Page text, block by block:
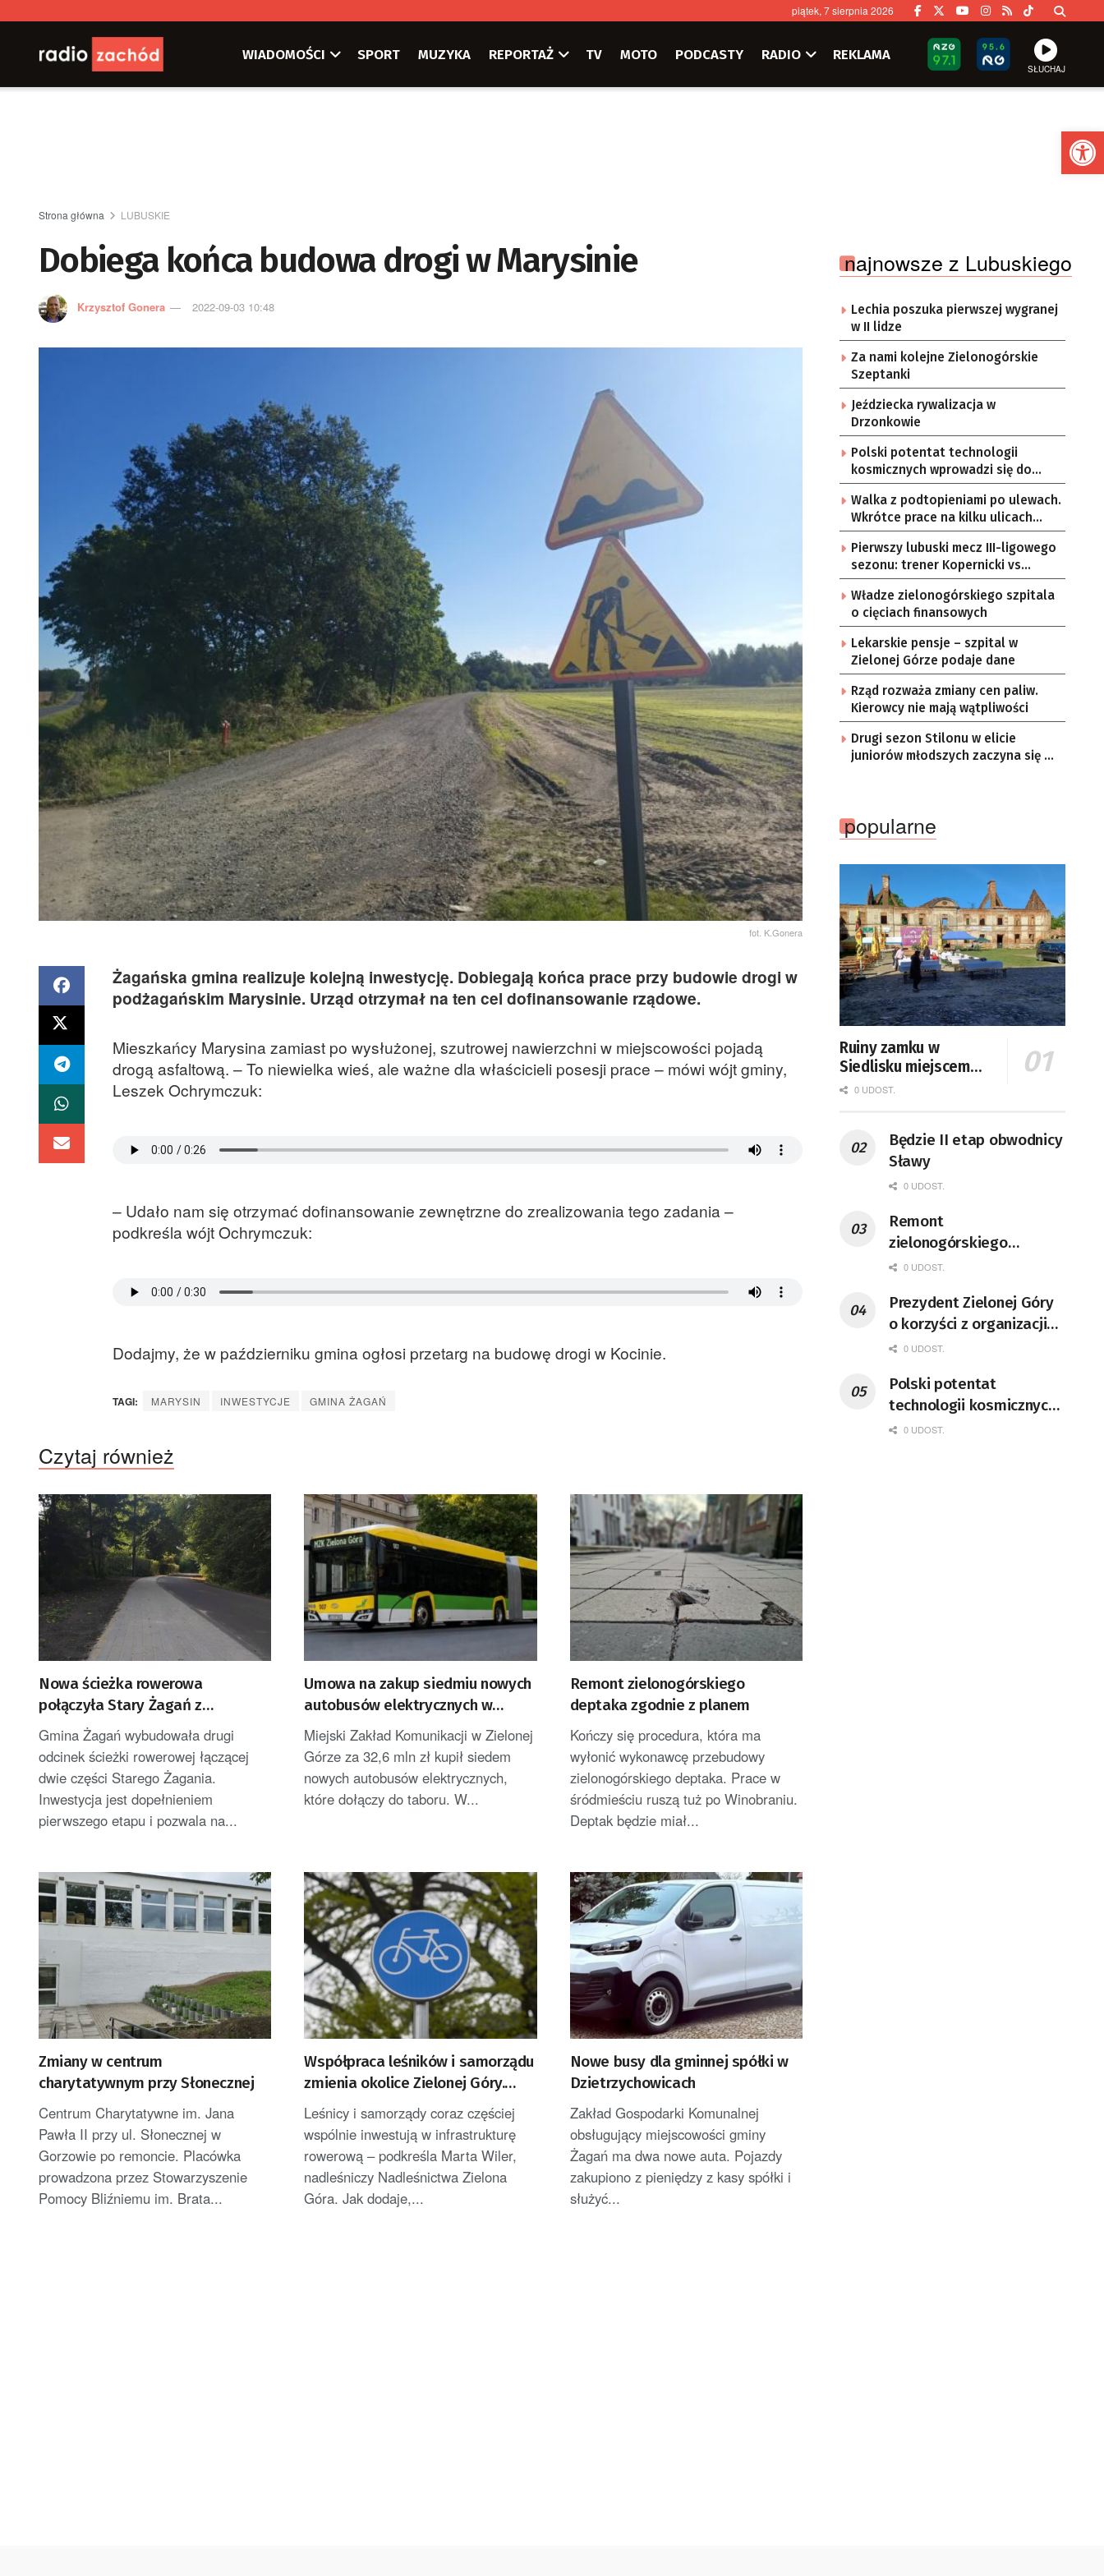
piątek, 7 sierpnia 2026
WIADOMOŚCI SPORT MUZYKA REPORTAŻ TV MOTO PODCASTY RADIO REKLAMA
SŁUCHAJ
Strona główna LUBUSKIE
Dobiega końca budowa drogi w Marysinie
Krzysztof Gonera 2022-09-03 10:48
fot. K.Gonera
Żagańska gmina realizuje kolejną inwestycję. Dobiegają końca prace przy budowie drogi w
podżagańskim Marysinie. Urząd otrzymał na ten cel dofinansowanie rządowe.
Mieszkańcy Marysina zamiast po wysłużonej, szutrowej nawierzchni w miejscowości pojadą
drogą asfaltową. – To niewielka wieś, ale ważne dla właścicieli posesji prace – mówi wójt gminy,
Leszek Ochrymczuk:
– Udało nam się otrzymać dofinansowanie zewnętrzne do zrealizowania tego zadania –
podkreśla wójt Ochrymczuk:
Dodajmy, że w październiku gmina ogłosi przetarg na budowę drogi w Kocinie.
TAGI: MARYSIN INWESTYCJE GMINA ŻAGAŃ
Czytaj również
Nowa ścieżka rowerowa
połączyła Stary Żagań z
Żaganówkiem
Gmina Żagań wybudowała drugi
odcinek ścieżki rowerowej łączącej
dwie części Starego Żagania.
Inwestycja jest dopełnieniem
pierwszego etapu i pozwala na...
Umowa na zakup siedmiu nowych
autobusów elektrycznych w
Zielonej Górze
Miejski Zakład Komunikacji w Zielonej
Górze za 32,6 mln zł kupił siedem
nowych autobusów elektrycznych,
które dołączy do taboru. W...
Remont zielonogórskiego
deptaka zgodnie z planem
Kończy się procedura, która ma
wyłonić wykonawcę przebudowy
zielonogórskiego deptaka. Prace w
śródmieściu ruszą tuż po Winobraniu.
Deptak będzie miał...
Zmiany w centrum
charytatywnym przy Słonecznej
Centrum Charytatywne im. Jana
Pawła II przy ul. Słonecznej w
Gorzowie po remoncie. Placówka
prowadzona przez Stowarzyszenie
Pomocy Bliźniemu im. Brata...
Współpraca leśników i samorządu
zmienia okolice Zielonej Góry.
Powstają nowe ścieżki rowerowe
Leśnicy i samorządy coraz częściej
wspólnie inwestują w infrastrukturę
rowerową – podkreśla Marta Wiler,
nadleśniczy Nadleśnictwa Zielona
Góra. Jak dodaje,...
Nowe busy dla gminnej spółki w
Dzietrzychowicach
Zakład Gospodarki Komunalnej
obsługujący miejscowości gminy
Żagań ma dwa nowe auta. Pojazdy
zakupiono z pieniędzy z kasy spółki i
służyć...
najnowsze z Lubuskiego
Lechia poszuka pierwszej wygranej
w II lidze
Za nami kolejne Zielonogórskie
Szeptanki
Jeździecka rywalizacja w
Drzonkowie
Polski potentat technologii
kosmicznych wprowadzi się do
Zielonej Góry
Walka z podtopieniami po ulewach.
Wkrótce prace na kilku ulicach
Gorzowa
Pierwszy lubuski mecz III-ligowego
sezonu: trener Kopernicki vs
starzy znajomi
Władze zielonogórskiego szpitala
o cięciach finansowych
Lekarskie pensje – szpital w
Zielonej Górze podaje dane
Rząd rozważa zmiany cen paliw.
Kierowcy nie mają wątpliwości
Drugi sezon Stilonu w elicie
juniorów młodszych zaczyna się w
popularne
Ruiny zamku w
Siedlisku miejscem
święta plonów
0 UDOST.
Będzie II etap obwodnicy
Sławy
0 UDOST.
Remont
zielonogórskiego
deptaka zgodnie z
0 UDOST.
Prezydent Zielonej Góry
o korzyści z organizacji
mety Tour de Pologne
0 UDOST.
Polski potentat
technologii kosmicznych
wprowadzi się do Zielonej
0 UDOST.